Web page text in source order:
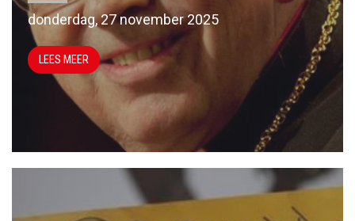
donderdag, 27 november 2025
LEES MEER